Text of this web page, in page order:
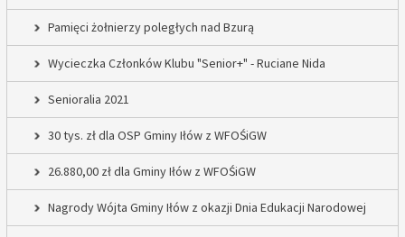
Pamięci żołnierzy poległych nad Bzurą
Wycieczka Członków Klubu "Senior+" - Ruciane Nida
Senioralia 2021
30 tys. zł dla OSP Gminy Iłów z WFOŚiGW
26.880,00 zł dla Gminy Iłów z WFOŚiGW
Nagrody Wójta Gminy Iłów z okazji Dnia Edukacji Narodowej